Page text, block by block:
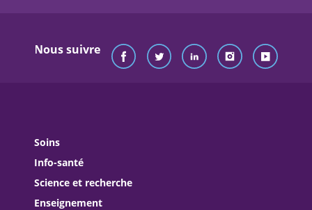
Nous suivre
Soins
Info-santé
Science et recherche
Enseignement